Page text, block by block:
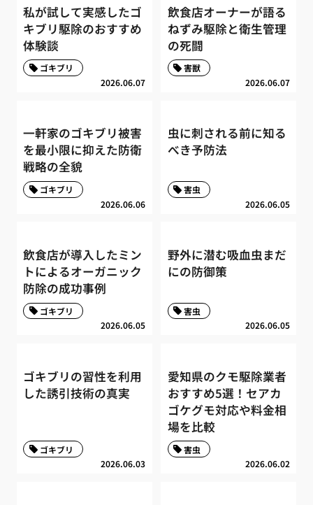
私が試して実感したゴ
キブリ駆除のおすすめ
体験談
2026.06.07
ゴキブリ
飲食店オーナーが語る
ねずみ駆除と衛生管理
の死闘
2026.06.07
害獣
一軒家のゴキブリ被害
を最小限に抑えた防衛
戦略の全貌
2026.06.06
ゴキブリ
虫に刺される前に知る
べき予防法
2026.06.05
害虫
飲食店が導入したミン
トによるオーガニック
防除の成功事例
2026.06.05
ゴキブリ
野外に潜む吸血虫まだ
にの防御策
2026.06.05
害虫
ゴキブリの習性を利用
した誘引技術の真実
2026.06.03
ゴキブリ
愛知県のクモ駆除業者
おすすめ5選！セアカ
ゴケグモ対応や料金相
場を比較
2026.06.02
害虫